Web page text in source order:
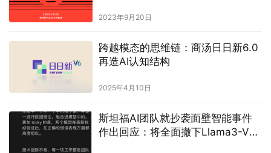
2023年9月20日
跨越模态的思维链：商汤日日新6.0
再造AI认知结构
2025年4月10日
斯坦福AI团队就抄袭面壁智能事件
作出回应：将全面撤下Llama3-V模